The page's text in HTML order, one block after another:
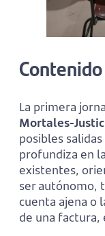
La primera
Mortales-
posibles
profundiza en
existentes,
ser autónomo,
cuenta ajena o
de una